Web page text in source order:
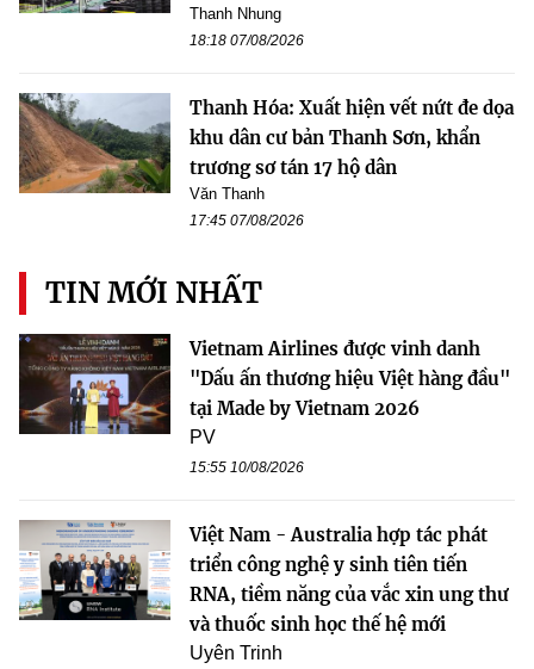
Thanh Nhung
18:18 07/08/2026
Thanh Hóa: Xuất hiện vết nứt đe dọa
khu dân cư bản Thanh Sơn, khẩn
trương sơ tán 17 hộ dân
Văn Thanh
17:45 07/08/2026
TIN MỚI NHẤT
Vietnam Airlines được vinh danh
"Dấu ấn thương hiệu Việt hàng đầu"
tại Made by Vietnam 2026
PV
15:55 10/08/2026
Việt Nam - Australia hợp tác phát
triển công nghệ y sinh tiên tiến
RNA, tiềm năng của vắc xin ung thư
và thuốc sinh học thế hệ mới
Uyên Trinh